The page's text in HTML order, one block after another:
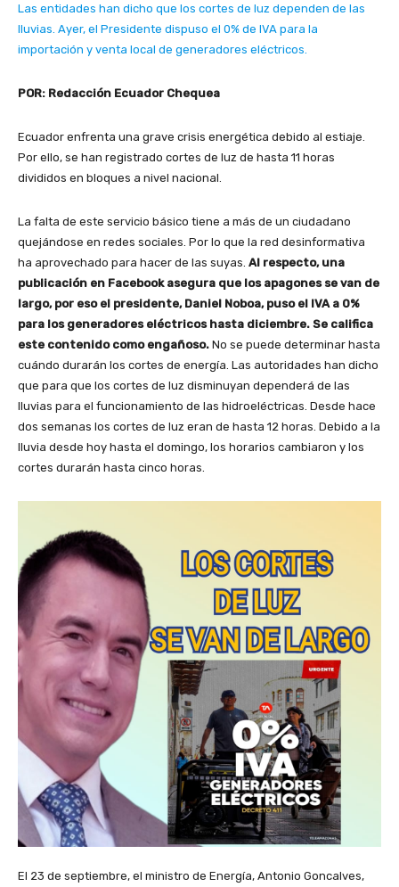
Las entidades han dicho que los cortes de luz dependen de las
lluvias. Ayer, el Presidente dispuso el 0% de IVA para la
importación y venta local de generadores eléctricos.
POR: Redacción Ecuador Chequea
Ecuador enfrenta una grave crisis energética debido al estiaje.
Por ello, se han registrado cortes de luz de hasta 11 horas
divididos en bloques a nivel nacional.
La falta de este servicio básico tiene a más de un ciudadano
quejándose en redes sociales. Por lo que la red desinformativa
ha aprovechado para hacer de las suyas. Al respecto, una
publicación en Facebook asegura que los apagones se van de
largo, por eso el presidente, Daniel Noboa, puso el IVA a 0%
para los generadores eléctricos hasta diciembre. Se califica
este contenido como engañoso. No se puede determinar hasta
cuándo durarán los cortes de energía. Las autoridades han dicho
que para que los cortes de luz disminuyan dependerá de las
lluvias para el funcionamiento de las hidroeléctricas. Desde hace
dos semanas los cortes de luz eran de hasta 12 horas. Debido a la
lluvia desde hoy hasta el domingo, los horarios cambiaron y los
cortes durarán hasta cinco horas.
El 23 de septiembre, el ministro de Energía, Antonio Goncalves,